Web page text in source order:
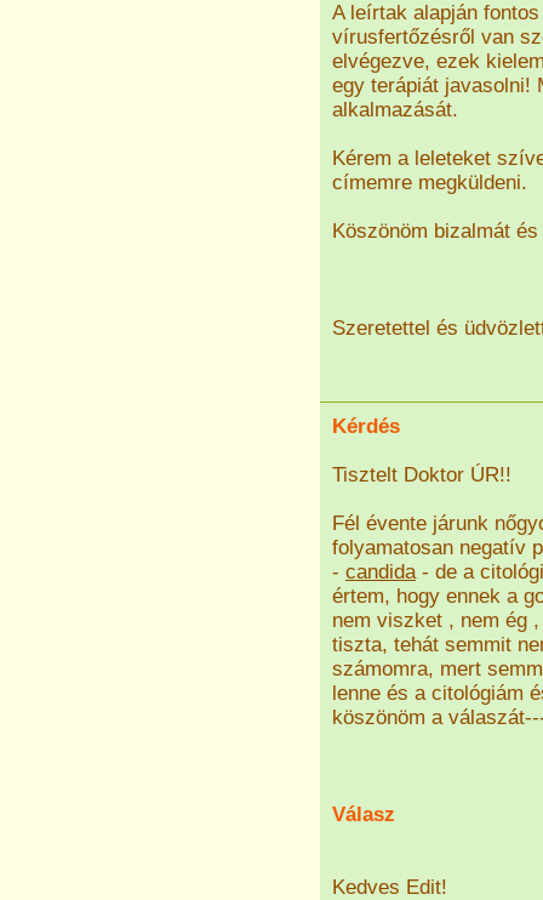
A leírtak alapján
vírusfertőzésről van
elvégezve, ezek
egy terápiát javasolni!
alkalmazását.
Kérem a leleteket
címemre megküldeni.
Köszönöm bizalmát
Szeretettel és
Kérdés
Tisztelt Doktor ÚR!!
Fél évente járunk
folyamatosan negatív
- candida- de a
értem, hogy ennek a
nem viszket , nem ég
tiszta, tehát semmit
számomra, mert
lenne és a citológiám
köszönöm a
Válasz
Kedves Edit!